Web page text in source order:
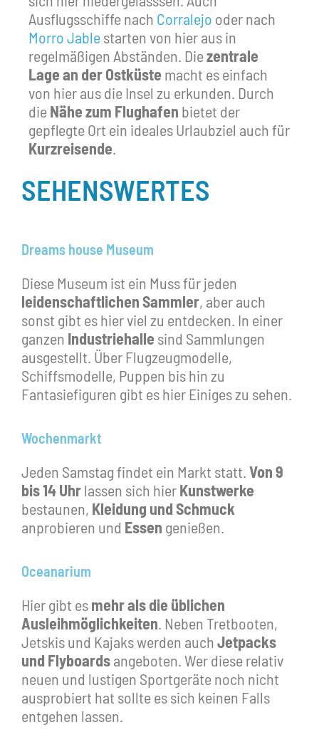
Ausflugsschiffe nach Corralejo oder nach
Morro Jablestarten von hier aus in
regelmäßigen Abständen. Diezentrale
Lage an der Ostküste macht es einfach
von hier aus die Insel zu erkunden. Durch
dieNähe zum Flughafen bietet der
gepflegte Ort ein ideales Urlaubziel auch für
Kurzreisende
SEHENSWERTES
Dreams house Museum
Diese Museum ist ein Muss für jeden
leidenschaftlichen Sammler, aber auch
sonst gibt es hier viel zu entdecken. In einer
ganzen Industriehalle sind Sammlungen
ausgestellt. Über Flugzeugmodelle,
Schiffsmodelle, Puppen bis hin zu
Fantasiefiguren gibt es hier Einiges zu sehen.
Wochenmarkt
Jeden Samstag findet ein Markt statt. Von 9
bis 14 Uhrlassen sich hierKunstwerke
bestaunen, Kleidung und Schmuck
anprobieren und Essen genießen.
Oceanarium
Hier gibt esmehr als die üblichen
Ausleihmöglichkeiten . Neben Tretbooten,
Jetskis und Kajaks werden auch Jetpacks
und Flyboardsangeboten. Wer diese relativ
neuen und lustigen Sportgeräte noch nicht
ausprobiert hat sollte es sich keinen Falls
entgehen lassen.